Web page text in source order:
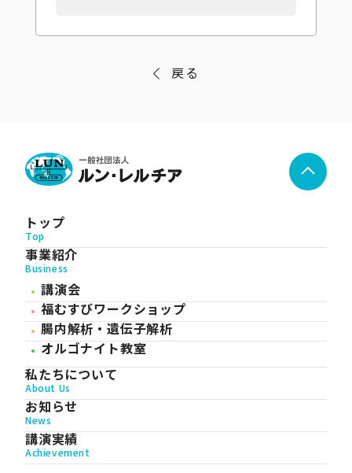
戻る
トップ
Top
事業紹介
Business
講演会
福むすびワークショップ
腸内解析・遺伝子解析
オルゴナイト教室
私たちについて
About Us
お知らせ
News
講演実績
Achievement